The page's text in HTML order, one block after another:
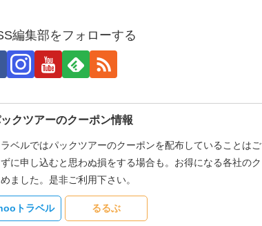
編集部をフォローする
クツアーのクーポン情報
ベルではパックツアーのクーポンを配布していることはご
に申し込むと思わぬ損をする場合も。お得になる各社のク
ました。是非ご利用下さい。
トラベル るるぶ